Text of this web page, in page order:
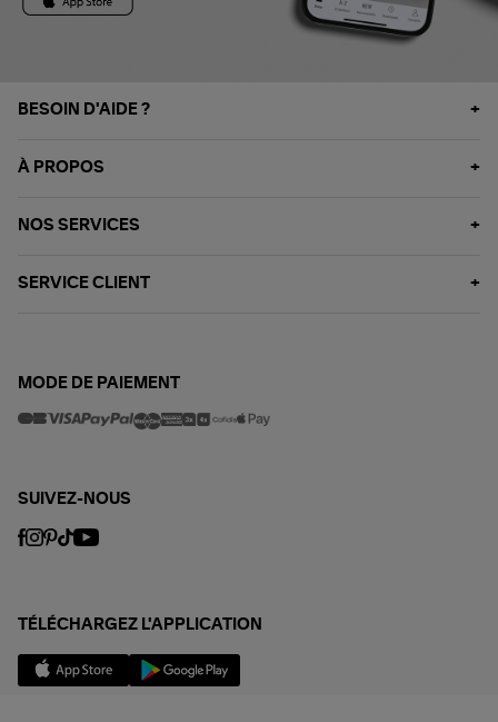
BESOIN D'AIDE ?
À PROPOS
NOS SERVICES
SERVICE CLIENT
MODE DE PAIEMENT
SUIVEZ-NOUS
TÉLÉCHARGEZ L'APPLICATION